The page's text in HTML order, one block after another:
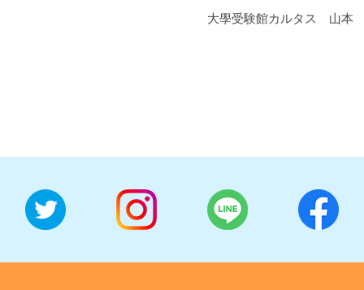
大學受験館カルタス 山本